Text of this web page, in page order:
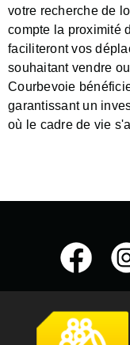
votre recherche de
compte la proximité
faciliteront vos
souhaitant vendre
Courbevoie
garantissant un
où le cadre de vie